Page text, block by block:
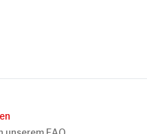
unserem FAQ